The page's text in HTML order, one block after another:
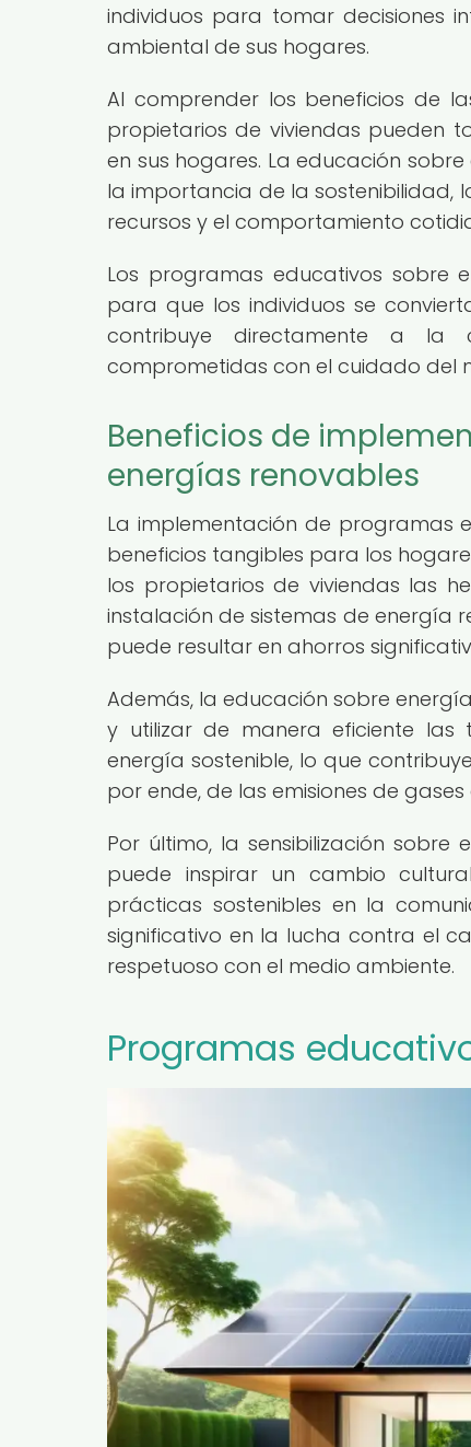
individuos para tomar decisiones
ambiental de sus hogares.
Al comprender los beneficios de
propietarios de viviendas pueden
en sus hogares. La educación
la importancia de la sostenibilidad,
recursos y el comportamiento
Los programas educativos sobre
para que los individuos se
contribuye directamente a la
comprometidas con el cuidado del
Beneficios de
energías renovables
La implementación de programas
beneficios tangibles para los
los propietarios de viviendas las
instalación de sistemas de energía
puede resultar en ahorros
Además, la educación sobre
y utilizar de manera eficiente las
energía sostenible, lo que
por ende, de las emisiones de
Por último, la sensibilización
puede inspirar un cambio
prácticas sostenibles en la
significativo en la lucha contra el
respetuoso con el medio ambiente.
Programas